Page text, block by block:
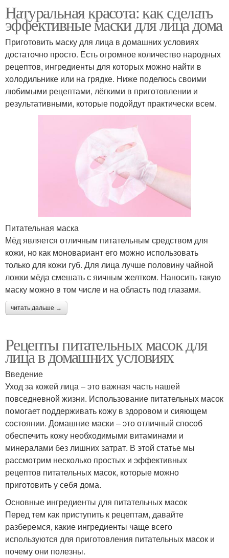
Натуральная красота: как сделать
эффективные маски для лица дома
Приготовить маску для лица в домашних условиях
достаточно просто. Есть огромное количество народных
рецептов, ингредиенты для которых можно найти в
холодильнике или на грядке. Ниже поделюсь своими
любимыми рецептами, лёгкими в приготовлении и
результативными, которые подойдут практически всем.
Питательная маска
Мёд является отличным питательным средством для
кожи, но как моновариант его можно использовать
только для кожи губ. Для лица лучше половину чайной
ложки мёда смешать с яичным желтком. Наносить такую
маску можно в том числе и на область под глазами.
читать дальше →
Рецепты питательных масок для
лица в домашних условиях
Введение
Уход за кожей лица – это важная часть нашей
повседневной жизни. Использование питательных масок
помогает поддерживать кожу в здоровом и сияющем
состоянии. Домашние маски – это отличный способ
обеспечить кожу необходимыми витаминами и
минералами без лишних затрат. В этой статье мы
рассмотрим несколько простых и эффективных
рецептов питательных масок, которые можно
приготовить у себя дома.
Основные ингредиенты для питательных масок
Перед тем как приступить к рецептам, давайте
разберемся, какие ингредиенты чаще всего
используются для приготовления питательных масок и
почему они полезны.